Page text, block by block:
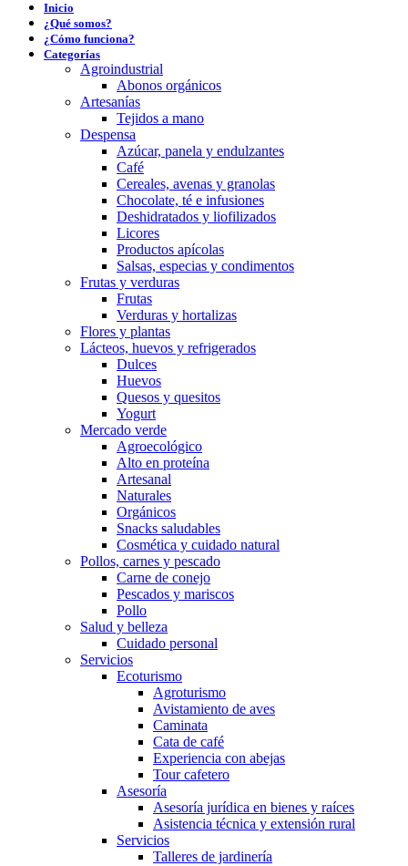
Inicio
¿Qué somos?
¿Cómo funciona?
Categorías
Agroindustrial
Abonos orgánicos
Artesanías
Tejidos a mano
Despensa
Azúcar, panela y endulzantes
Café
Cereales, avenas y granolas
Chocolate, té e infusiones
Deshidratados y liofilizados
Licores
Productos apícolas
Salsas, especias y condimentos
Frutas y verduras
Frutas
Verduras y hortalizas
Flores y plantas
Lácteos, huevos y refrigerados
Dulces
Huevos
Quesos y quesitos
Yogurt
Mercado verde
Agroecológico
Alto en proteína
Artesanal
Naturales
Orgánicos
Snacks saludables
Cosmética y cuidado natural
Pollos, carnes y pescado
Carne de conejo
Pescados y mariscos
Pollo
Salud y belleza
Cuidado personal
Servicios
Ecoturismo
Agroturismo
Avistamiento de aves
Caminata
Cata de café
Experiencia con abejas
Tour cafetero
Asesoría
Asesoría jurídica en bienes y raíces
Asistencia técnica y extensión rural
Servicios
Talleres de jardinería